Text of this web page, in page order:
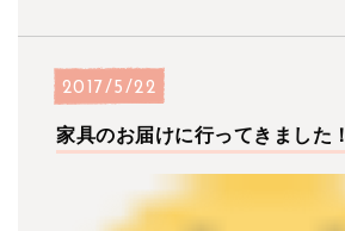
2017/5/22
家具のお届けに行ってきました！